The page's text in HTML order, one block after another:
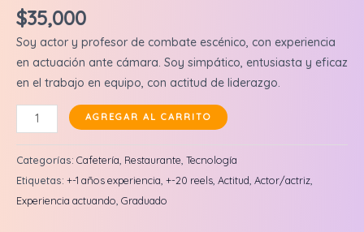
Valorado
5.00sobre 5
basado en
1
puntuación
$35,000
Soy actor y profesor de combate escénico, con experiencia
en actuación ante cámara. Soy simpático, entusiasta y eficaz
en el trabajo en equipo, con actitud de liderazgo.
Santi
Silva:
Reel
en
feed
AGREGAR AL CARRITO
Categorías: Cafetería, Restaurante, Tecnología
Etiquetas: +-1 años experiencia, +-20 reels, Actitud, Actor/actriz,
Experiencia actuando, Graduado